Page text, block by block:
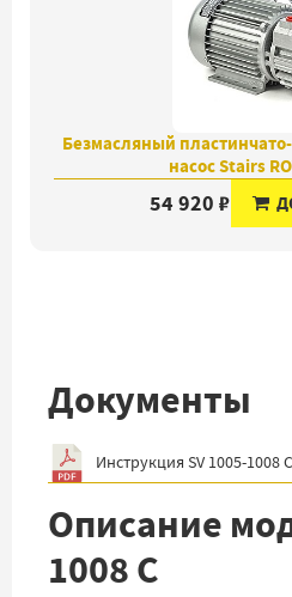
Безмасляный
насос Stairs
54 920 ₽
Документы
Инструкция SV 1005-1008
Описание
1008 C